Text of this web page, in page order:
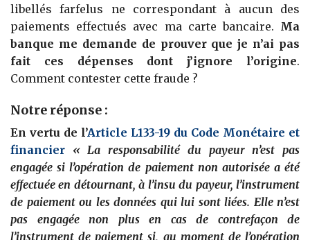
libellés farfelus ne correspondant à aucun des
paiements effectués avec ma carte bancaire. Ma
banque me demande de prouver que je n’ai pas
fait ces dépenses dont j’ignore l’origine.
Comment contester cette fraude ?
Notre réponse :
En vertu de l’Article L133-19 du Code Monétaire et
financier « La responsabilité du payeur n’est pas
engagée si l’opération de paiement non autorisée a été
effectuée en détournant, à l’insu du payeur, l’instrument
de paiement ou les données qui lui sont liées. Elle n’est
pas engagée non plus en cas de contrefaçon de
l’instrument de paiement si, au moment de l’opération